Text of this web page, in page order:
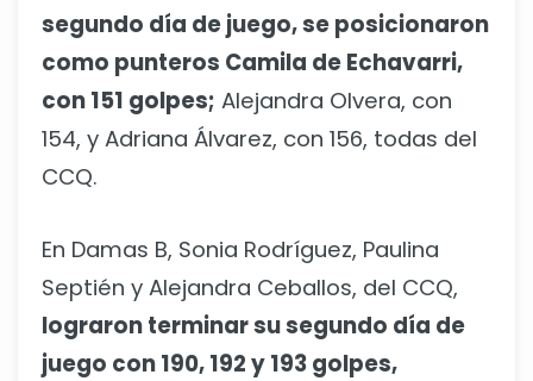
segundo día de juego, se posicionaron
como punteros Camila de Echavarri,
con 151 golpes; Alejandra Olvera, con
154, y Adriana Álvarez, con 156, todas del
CCQ.
En Damas B, Sonia Rodríguez, Paulina
Septién y Alejandra Ceballos, del CCQ,
lograron terminar su segundo día de
juego con 190, 192 y 193 golpes,